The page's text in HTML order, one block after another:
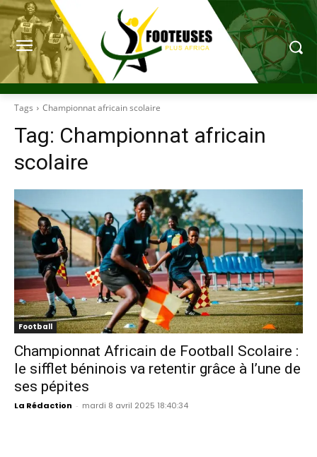
Tags Championnat africain scolaire
Tag: Championnat africain
scolaire
Football
Championnat Africain de Football Scolaire :
le sifflet béninois va retentir grâce à l’une de
ses pépites
La Rédaction - mardi 8 avril 2025 18:40:34